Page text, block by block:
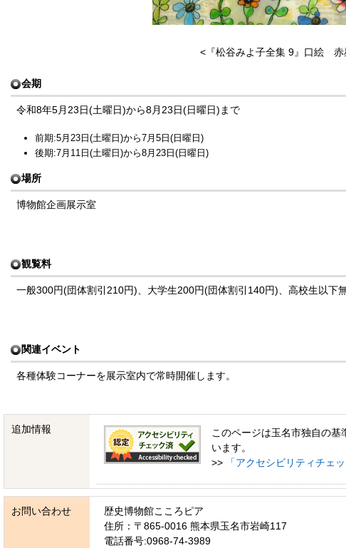
<『松谷みよ子全集 9』口絵 赤
会期
令和8年5月23日(土曜日)から8月23日(日曜日)まで
前期:5月23日(土曜日)から7月5日(日曜日)
後期:7月11日(土曜日)から8月23日(日曜日)
場所
博物館企画展示室
観覧料
一般300円(団体割引210円)、大学生200円(団体割引140円)、高校生以下
関連イベント
各種体験コーナーを展示室内で常時開催します。
追加情報
このページは玉名市独自の
います。
>>
「アクセシビリティチェ
お問い合わせ
歴史博物館こころピア
住所：〒865-0016 熊本県玉名市岩崎117
電話番号:0968-74-3989